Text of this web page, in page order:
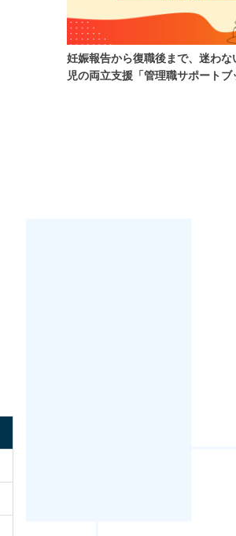
妊娠報告から復職後まで、迷わな
児の両立支援「管理職サポートブ